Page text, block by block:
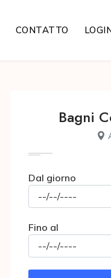
CONTATTO
Bagni
Dal giorno
Fino al